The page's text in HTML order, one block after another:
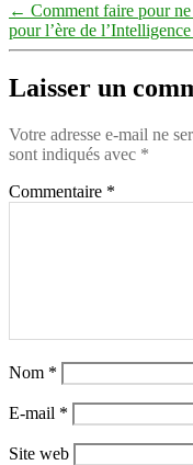
← Comment faire pour
pour l’ère de
Laisser un
Votre adresse e-mail ne
sont indiqués avec *
Commentaire *
Nom *
E-mail *
Site web